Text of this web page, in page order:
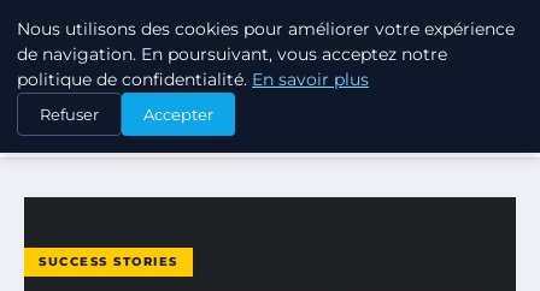
TUEZ-LES TOUS
ACCUEIL
SUCCESS STORIES
LE LEADERSHIP VU PAR DES ENTREPRENEURS À SUCCÈS
SUCCESS STORIES
Nous utilisons des cookies pour améliorer votre expérience
de navigation. En poursuivant, vous acceptez notre
politique de confidentialité. En savoir plus
Refuser Accepter